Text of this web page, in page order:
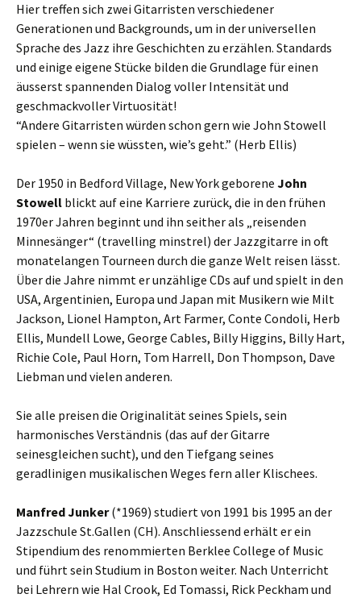
Hier treffen sich zwei Gitarristen verschiedener
Generationen und Backgrounds, um in der universellen
Sprache des Jazz ihre Geschichten zu erzählen. Standards
und einige eigene Stücke bilden die Grundlage für einen
äusserst spannenden Dialog voller Intensität und
geschmackvoller Virtuosität!
“Andere Gitarristen würden schon gern wie John Stowell
spielen – wenn sie wüssten, wie’s geht.” (Herb Ellis)
Der 1950 in Bedford Village, New York geborene John
Stowell blickt auf eine Karriere zurück, die in den frühen
1970er Jahren beginnt und ihn seither als „reisenden
Minnesänger“ (travelling minstrel) der Jazzgitarre in oft
monatelangen Tourneen durch die ganze Welt reisen lässt.
Über die Jahre nimmt er unzählige CDs auf und spielt in den
USA, Argentinien, Europa und Japan mit Musikern wie Milt
Jackson, Lionel Hampton, Art Farmer, Conte Condoli, Herb
Ellis, Mundell Lowe, George Cables, Billy Higgins, Billy Hart,
Richie Cole, Paul Horn, Tom Harrell, Don Thompson, Dave
Liebman und vielen anderen.
Sie alle preisen die Originalität seines Spiels, sein
harmonisches Verständnis (das auf der Gitarre
seinesgleichen sucht), und den Tiefgang seines
geradlinigen musikalischen Weges fern aller Klischees.
Manfred Junker(*1969) studiert von 1991 bis 1995 an der
Jazzschule St.Gallen (CH). Anschliessend erhält er ein
Stipendium des renommierten Berklee College of Music
und führt sein Studium in Boston weiter. Nach Unterricht
bei Lehrern wie Hal Crook, Ed Tomassi, Rick Peckham und